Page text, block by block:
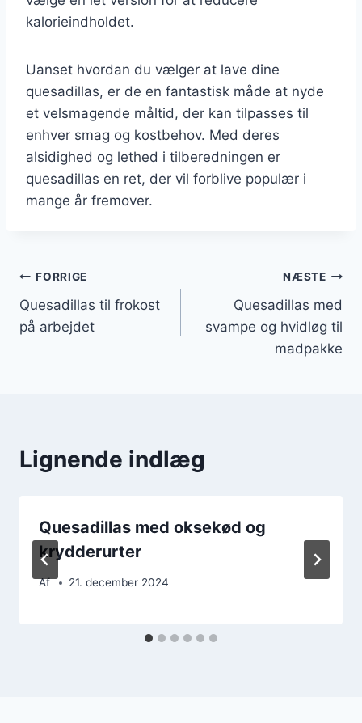
kalorieindholdet.
Uanset hvordan du vælger at lave dine
quesadillas, er de en fantastisk måde at nyde
et velsmagende måltid, der kan tilpasses til
enhver smag og kostbehov. Med deres
alsidighed og lethed i tilberedningen er
quesadillas en ret, der vil forblive populær i
mange år fremover.
Indlægsnavigation
FORRIGE
Quesadillas til frokost
på arbejdet
NÆSTE
Quesadillas med
svampe og hvidløg til
madpakke
Lignende indlæg
Quesadillas med oksekød og
krydderurter
Af 21. december 2024